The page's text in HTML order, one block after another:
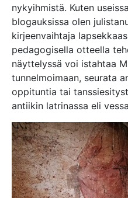
nykyihmistä. Kuten
blogauksissa olen
kirjeenvaihtaja
pedagogisella otteella
näyttelyssä voi istahtaa
tunnelmoimaan, seurata
oppituntia tai
antiikin latrinassa eli